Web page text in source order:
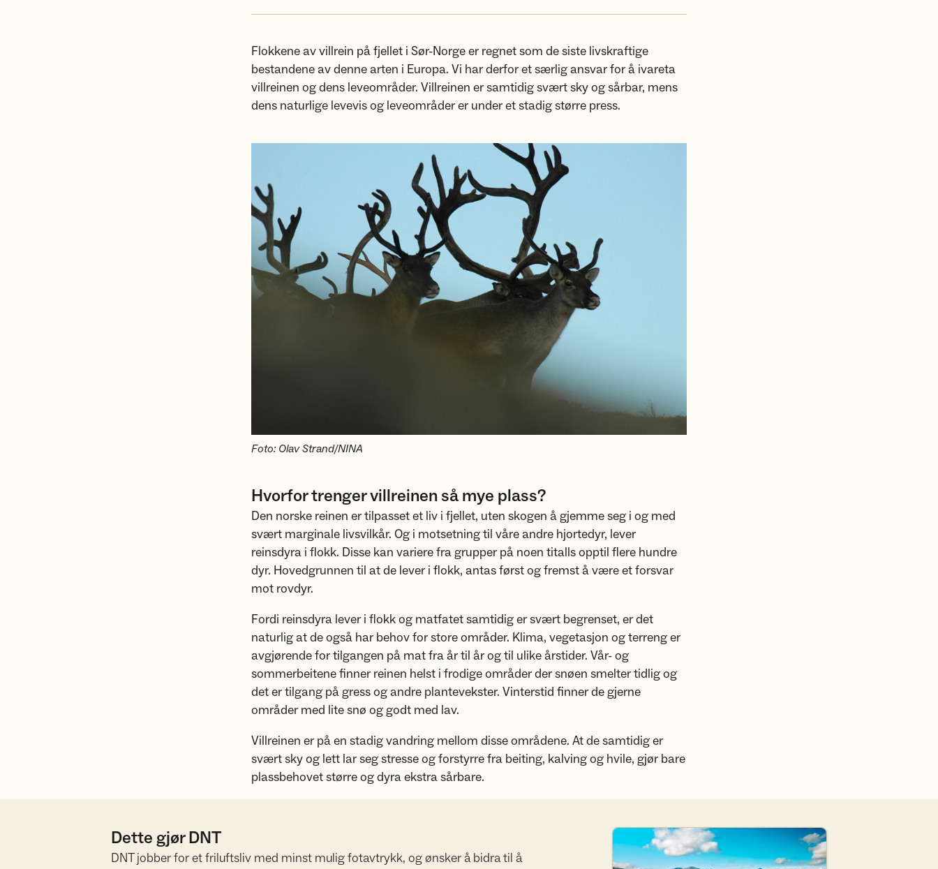
Flokkene av villrein på fjellet i Sør-Norge er regnet som de siste livskraftige
bestandene av denne arten i Europa. Vi har derfor et særlig ansvar for å ivareta
villreinen og dens leveområder. Villreinen er samtidig svært sky og sårbar, mens
dens naturlige levevis og leveområder er under et stadig større press.
Foto: Olav Strand/NINA
Hvorfor trenger villreinen så mye plass?
Den norske reinen er tilpasset et liv i fjellet, uten skogen å gjemme seg i og med
svært marginale livsvilkår. Og i motsetning til våre andre hjortedyr, lever
reinsdyra i flokk. Disse kan variere fra grupper på noen titalls opptil flere hundre
dyr. Hovedgrunnen til at de lever i flokk, antas først og fremst å være et forsvar
mot rovdyr.
Fordi reinsdyra lever i flokk og matfatet samtidig er svært begrenset, er det
naturlig at de også har behov for store områder. Klima, vegetasjon og terreng er
avgjørende for tilgangen på mat fra år til år og til ulike årstider. Vår- og
sommerbeitene finner reinen helst i frodige områder der snøen smelter tidlig og
det er tilgang på gress og andre plantevekster. Vinterstid finner de gjerne
områder med lite snø og godt med lav.
Villreinen er på en stadig vandring mellom disse områdene. At de samtidig er
svært sky og lett lar seg stresse og forstyrre fra beiting, kalving og hvile, gjør bare
plassbehovet større og dyra ekstra sårbare.
Dette gjør DNT
DNT jobber for et friluftsliv med minst mulig fotavtrykk, og ønsker å bidra til å
Les mer her